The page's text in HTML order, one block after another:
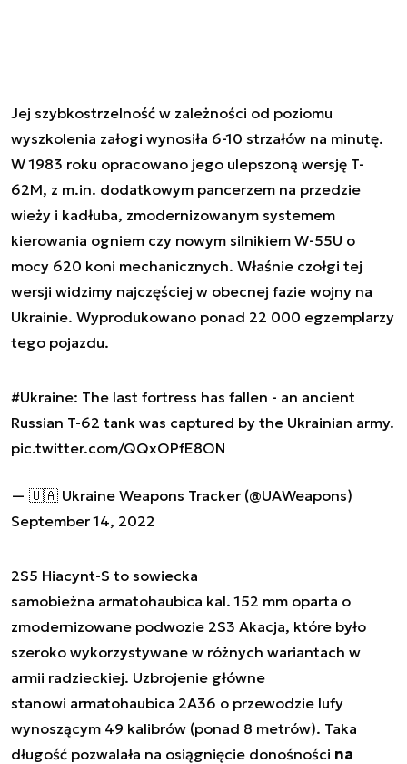
Jej szybkostrzelność w zależności od poziomu
wyszkolenia załogi wynosiła 6-10 strzałów na minutę.
W 1983 roku opracowano jego ulepszoną wersję T-
62M, z m.in. dodatkowym pancerzem na przedzie
wieży i kadłuba, zmodernizowanym systemem
kierowania ogniem czy nowym silnikiem W-55U o
mocy 620 koni mechanicznych. Właśnie czołgi tej
wersji widzimy najczęściej w obecnej fazie wojny na
Ukrainie. Wyprodukowano ponad 22 000 egzemplarzy
tego pojazdu.
#Ukraine: The last fortress has fallen - an ancient
Russian T-62 tank was captured by the Ukrainian army.
pic.twitter.com/QQxOPfE8ON
— 🇺🇦 Ukraine Weapons Tracker (@UAWeapons)
September 14, 2022
2S5 Hiacynt-S to sowiecka
samobieżna armatohaubica kal. 152 mm oparta o
zmodernizowane podwozie 2S3 Akacja, które było
szeroko wykorzystywane w różnych wariantach w
armii radzieckiej. Uzbrojenie główne
stanowi armatohaubica 2A36 o przewodzie lufy
wynoszącym 49 kalibrów (ponad 8 metrów). Taka
długość pozwalała na osiągnięcie donośności na